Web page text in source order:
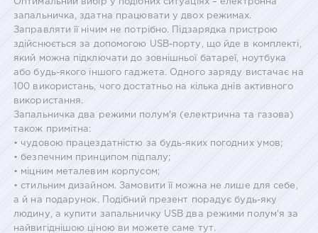
Оптимальний вибір у подібних ситуаціях – електронна
запальничка, здатна працювати у двох режимах.
Заправляти її нічим не потрібно. Підзарядка пристрою
здійснюється за допомогою USB-порту, що йде в комплекті,
який можна підключати до зовнішньої батареї, ноутбука
або будь-якого іншого гаджета. Одного заряду вистачає на
100 використань, чого достатньо на кілька днів активного
використання.
Запальничка два режими полум'я (електрична та газова)
також примітна:
• чудовою працездатністю за будь-яких погодних умов;
• безпечним принципом підпалу;
• міцним металевим корпусом;
• стильним дизайном. Замовити її можна не лише для себе,
а й на подарунок. Подібний презент порадує будь-яку
людину, а купити запальничку USB два режими полум'я за
найвигіднішою ціною ви можете саме тут.